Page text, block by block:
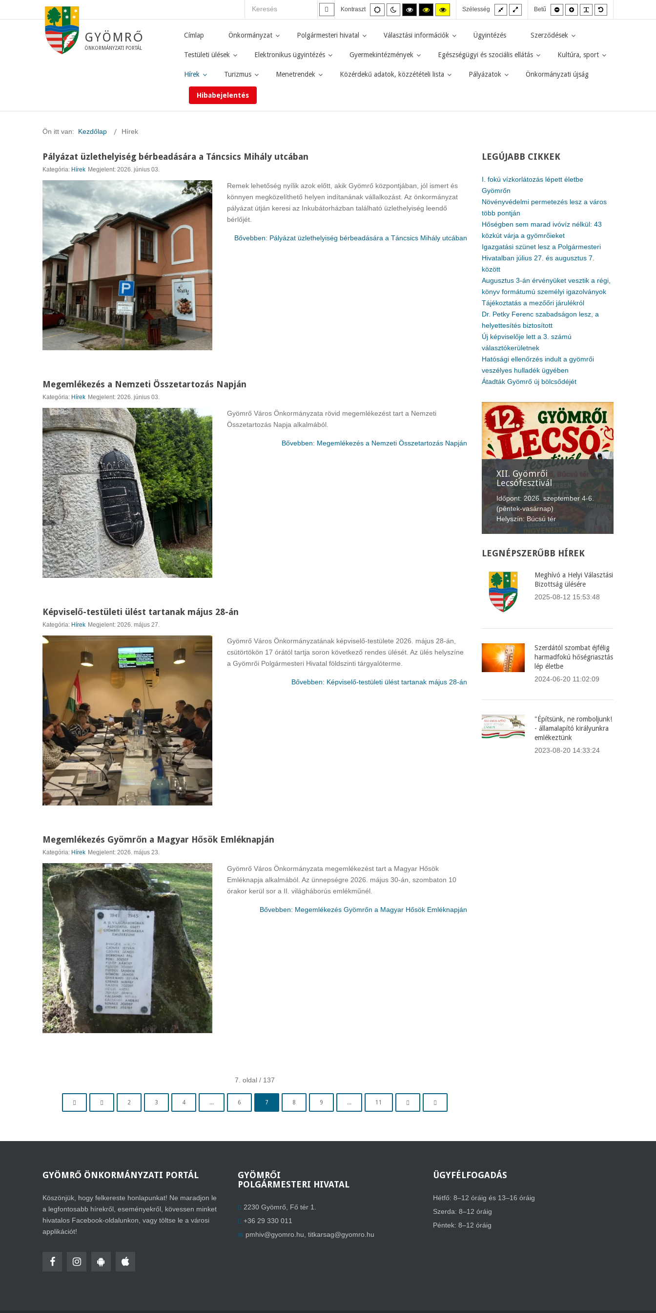
Kontraszt
Alapértelmezett
mód
Éjszakai
mód
Magas
kontraszt
mód.
Magas
kontraszt
mód.
Magas
kontraszt
mód.
Szélesség
Fix
elrendezés
Széles
elrendezés
Betű
Kisebb
betűméret
Nagyobb
betűméret
GYÖMRŐ
ÖNKORMÁNYZATI PORTÁL
Címlap Önkormányzat Polgármesteri hivatal Választási információk Ügyintézés Szerződések
Testületi ülések Elektronikus ügyintézés Gyermekintézmények Egészségügyi és szociális ellátás Kultúra, sport
Hírek Turizmus Menetrendek Közérdekű adatok, közzétételi lista Pályázatok Önkormányzati újság
Hibabejelentés
Ön itt van: Kezdőlap Hírek
Pályázat üzlethelyiség bérbeadására a Táncsics Mihály utcában
Kategória: Hírek Megjelent: 2026. június 03.
Remek lehetőség nyílik azok előtt, akik Gyömrő központjában, jól ismert és
könnyen megközelíthető helyen indítanának vállalkozást. Az önkormányzat
pályázat útján keresi az Inkubátorházban található üzlethelyiség leendő
bérlőjét.
Bővebben: Pályázat üzlethelyiség bérbeadására a Táncsics Mihály utcában
Megemlékezés a Nemzeti Összetartozás Napján
Kategória: Hírek Megjelent: 2026. június 03.
Gyömrő Város Önkormányzata rövid megemlékezést tart a Nemzeti
Összetartozás Napja alkalmából.
Bővebben: Megemlékezés a Nemzeti Összetartozás Napján
Képviselő-testületi ülést tartanak május 28-án
Kategória: Hírek Megjelent: 2026. május 27.
Gyömrő Város Önkormányzatának képviselő-testülete 2026. május 28-án,
csütörtökön 17 órától tartja soron következő rendes ülését. Az ülés helyszíne
a Gyömrői Polgármesteri Hivatal földszinti tárgyalóterme.
Bővebben: Képviselő-testületi ülést tartanak május 28-án
Megemlékezés Gyömrőn a Magyar Hősök Emléknapján
Kategória: Hírek Megjelent: 2026. május 23.
Gyömrő Város Önkormányzata megemlékezést tart a Magyar Hősök
Emléknapja alkalmából. Az ünnepségre 2026. május 30-án, szombaton 10
órakor kerül sor a II. világháborús emlékműnél.
Bővebben: Megemlékezés Gyömrőn a Magyar Hősök Emléknapján
7. oldal / 137
2 3 4 ... 6 7 8 9 ... 11
LEGÚJABB CIKKEK
I. fokú vízkorlátozás lépett életbe
Gyömrőn
Növényvédelmi permetezés lesz a város
több pontján
Hőségben sem marad ivóvíz nélkül: 43
közkút várja a gyömrőieket
Igazgatási szünet lesz a Polgármesteri
Hivatalban július 27. és augusztus 7.
között
Augusztus 3-án érvényüket vesztik a régi,
könyv formátumú személyi igazolványok
Tájékoztatás a mezőőri járulékról
Dr. Petky Ferenc szabadságon lesz, a
helyettesítés biztosított
Új képviselője lett a 3. számú
választókerületnek
Hatósági ellenőrzés indult a gyömrői
veszélyes hulladék ügyében
Átadták Gyömrő új bölcsődéjét
XII. Gyömrői
Lecsófesztivál
Időpont: 2026. szeptember 4-6.
(péntek-vasárnap)
Helyszín: Búcsú tér
LEGNÉPSZERŰBB HÍREK
Meghívó a Helyi Választási
Bizottság ülésére
2025-08-12 15:53:48
Szerdától szombat éjfélig
harmadfokú hőségriasztás
lép életbe
2024-06-20 11:02:09
"Építsünk, ne romboljunk!
- államalapító királyunkra
emlékeztünk
2023-08-20 14:33:24
GYÖMRŐ ÖNKORMÁNYZATI PORTÁL
Köszönjük, hogy felkereste honlapunkat! Ne maradjon le
a legfontosabb hírekről, eseményekről, kövessen minket
hivatalos Facebook-oldalunkon, vagy töltse le a városi
applikációt!
GYÖMRŐI
POLGÁRMESTERI HIVATAL
2230 Gyömrő, Fő tér 1.
+36 29 330 011
pmhiv@gyomro.hu titkarsag@gyomro.hu
ÜGYFÉLFOGADÁS
Hétfő: 8–12 óráig és 13–16 óráig
Szerda: 8–12 óráig
Péntek: 8–12 óráig